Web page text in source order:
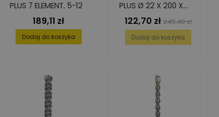
PLUS 7 ELEMENT. 5-12
Cena
189,11 zł
Dodaj do koszyka
PLUS Ø 22 X 200 X
250 MM
Cena
122,70 zł Cena
podstawowa
245,40 zł
Dodaj do koszyka